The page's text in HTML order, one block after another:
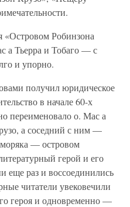
«Островом Робинзона
а Тьерра и Тобаго — с
и упорно.
получил юридическое
в начале 60-х
переименовало о. Мас а
а соседний с ним —
моряка — островом
герой и его
еще раз и воссоединились
читатели увековечили
героя и одновременно —